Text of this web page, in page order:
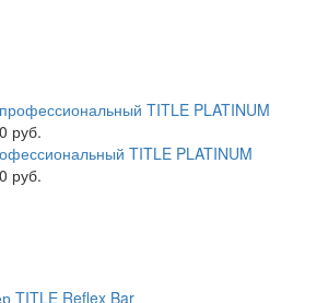
руб.
TITLE PLATINUM
руб.